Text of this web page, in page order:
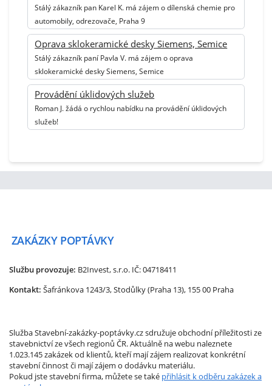
Stálý zákazník pan Karel K. má zájem o dílenská chemie pro
automobily, odrezovače, Praha 9
Oprava sklokeramické desky Siemens, Semice
Stálý zákazník paní Pavla V. má zájem o oprava
sklokeramické desky Siemens, Semice
Provádění úklidových služeb
Roman J. žádá o rychlou nabídku na provádění úklidových
služeb!
ZAKÁZKY POPTÁVKY
Službu provozuje: B2Invest, s.r.o. IČ: 04718411
Kontakt: Šafránkova 1243/3, Stodůlky (Praha 13), 155 00 Praha
Služba Stavební-zakázky-poptávky.cz sdružuje obchodní příležitosti ze
stavebnictví ze všech regionů ČR. Aktuálně na webu naleznete
1.023.145 zakázek od klientů, kteří mají zájem realizovat konkrétní
stavební činnost či mají zájem o dodávku materiálu.
Pokud jste stavební firma, můžete se také přihlásit k odběru zakázek a